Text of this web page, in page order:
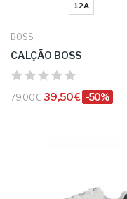
12A
BOSS
CALÇÃO BOSS
79,00 € 39,50 € -50%